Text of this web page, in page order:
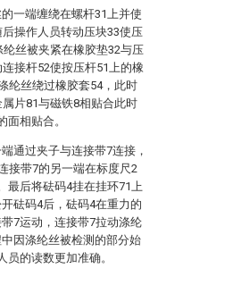
一端缠绕在螺杆31上并使
操作人员转动压块33使压
丝被夹紧在橡胶垫32与压
接杆52使按压杆51上的橡
纶丝绕过橡胶套54，此时
片81与磁铁8相贴合此时
面相贴合。
通过夹子与连接带7连接，
接带7的另一端在标度尺2
最后将砝码4挂在挂环71上
砝码4后，砝码4在重力的
7运动，连接带7拉动涤纶
因涤纶丝被检测的部分始
的读数更加准确。